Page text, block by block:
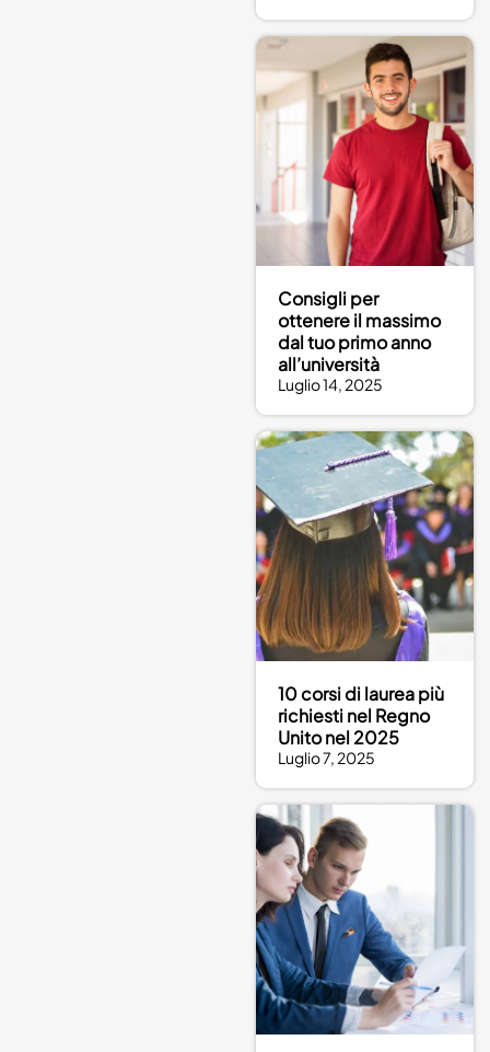
Consigli per
ottenere il massimo
dal tuo primo anno
all’università
Luglio 14, 2025
10 corsi di laurea più
richiesti nel Regno
Unito nel 2025
Luglio 7, 2025